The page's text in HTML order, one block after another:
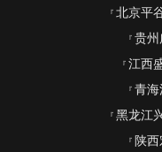
北京平
贵州
江西
青海
黑龙江
陕